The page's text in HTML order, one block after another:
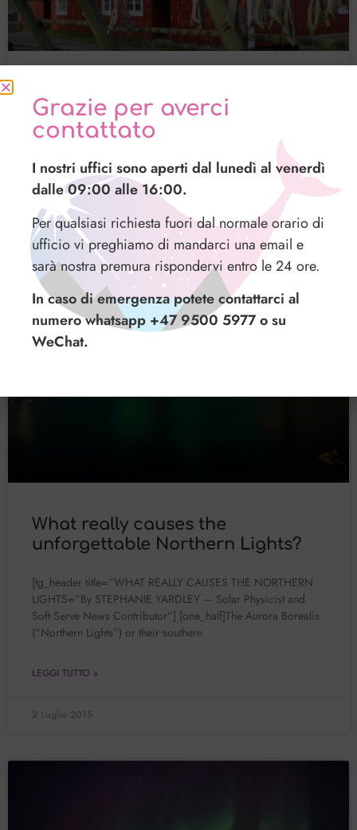
stoccafisso dei norvegesi stessi”.
PIETRO QUERINI E L’INCREDIBILE AVVENTURA DELLO
STOCCAFISSO La nave, o almeno ciò che ne rimaneva,
andava alla deriva ormai da sei settimane, in quel grigio
LEGGI TUTTO »
13 Luglio 2015
What really causes the
unforgettable Northern Lights?
[tg_header title=”WHAT REALLY CAUSES THE NORTHERN
LIGHTS=”By STEPHANIE YARDLEY — Solar Physicist and
Soft Serve News Contributor”] [one_half]The Aurora Borealis
(“Northern Lights”) or their southern
LEGGI TUTTO »
2 Luglio 2015
Grazie per averci
contattato
I nostri uffici sono aperti dal lunedì al venerdì
dalle 09:00 alle 16:00.
Per qualsiasi richiesta fuori dal normale orario di
ufficio vi preghiamo di mandarci una email e
sarà nostra premura rispondervi entro le 24 ore.
In caso di emergenza potete contattarci al
numero whatsapp +47 9500 5977 o su
WeChat.